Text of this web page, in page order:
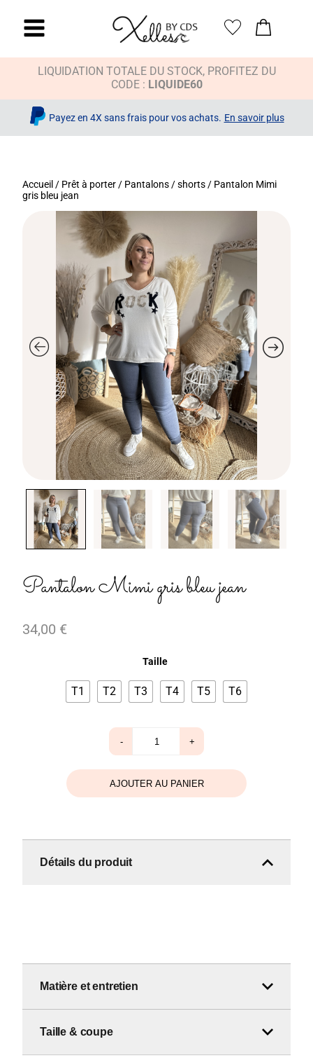
LIQUIDATION TOTALE DU STOCK, PROFITEZ DU
CODE : LIQUIDE60
Payez en 4X sans frais pour vos achats. En savoir plus
Accueil / Prêt à porter / Pantalons / shorts / Pantalon Mimi
gris bleu jean
Pantalon Mimi gris bleu jean
34,00 €
Taille
T1 T2 T3 T4 T5 T6
de
Pantalon
Mimi
gris
bleu
jean
- +
AJOUTER AU PANIER
Détails du produit
Matière et entretien
Taille & coupe